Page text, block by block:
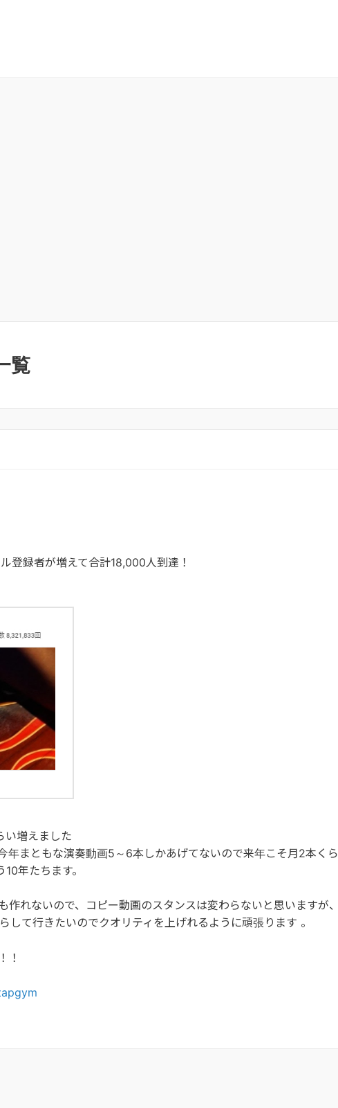
覧
登録者が増えて合計18,000人到達！
い増えました
年まともな演奏動画5～6本しかあげてないので来年こそ月2本くら
年たちます。
作れないので、コピー動画のスタンスは変わらないと思いますが、
して行きたいのでクオリティを上げれるように頑張ります 。
！